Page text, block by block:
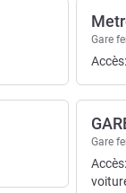
Gare
Gare